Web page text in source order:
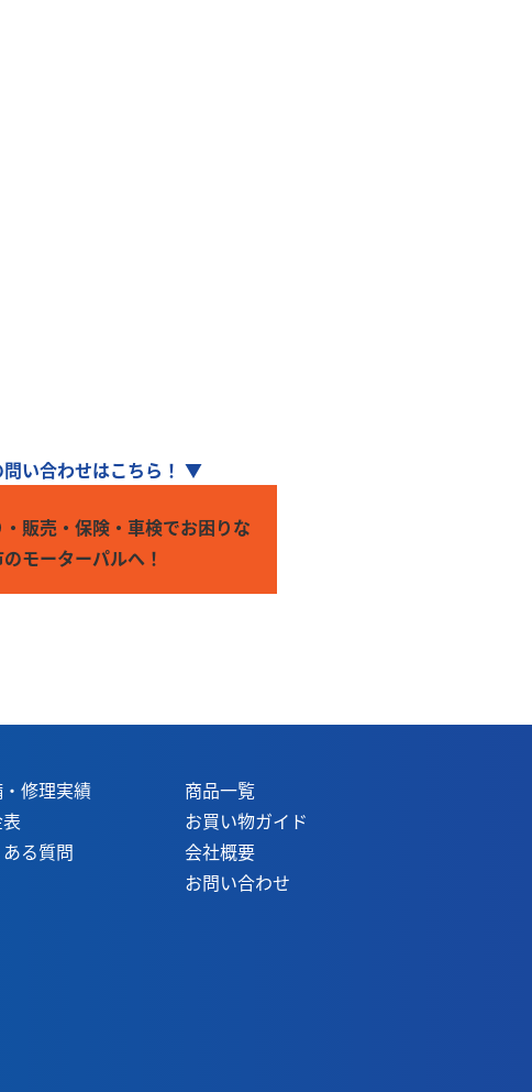
い合わせはこちら！ ▼
修理実績
る質問
商品一覧
お買い物ガイド
会社概要
お問い合わせ